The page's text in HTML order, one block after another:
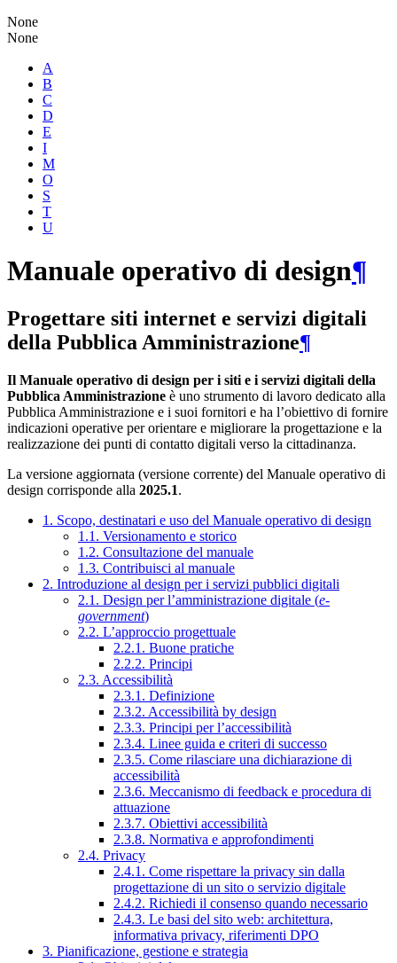
None
None
A
B
C
D
E
I
M
O
S
T
U
Manuale operativo di design¶
Progettare siti internet e servizi digitali
della Pubblica Amministrazione¶
Il Manuale operativo di design per i siti e i servizi digitali della
Pubblica Amministrazione è uno strumento di lavoro dedicato alla
Pubblica Amministrazione e i suoi fornitori e ha l’obiettivo di fornire
indicazioni operative per orientare e migliorare la progettazione e la
realizzazione dei punti di contatto digitali verso la cittadinanza.
La versione aggiornata (versione corrente) del Manuale operativo di
design corrisponde alla 2025.1.
1. Scopo, destinatari e uso del Manuale operativo di design
1.1. Versionamento e storico
1.2. Consultazione del manuale
1.3. Contribuisci al manuale
2. Introduzione al design per i servizi pubblici digitali
2.1. Design per l’amministrazione digitale (e-
government)
2.2. L’approccio progettuale
2.2.1. Buone pratiche
2.2.2. Principi
2.3. Accessibilità
2.3.1. Definizione
2.3.2. Accessibilità by design
2.3.3. Principi per l’accessibilità
2.3.4. Linee guida e criteri di successo
2.3.5. Come rilasciare una dichiarazione di
accessibilità
2.3.6. Meccanismo di feedback e procedura di
attuazione
2.3.7. Obiettivi accessibilità
2.3.8. Normativa e approfondimenti
2.4. Privacy
2.4.1. Come rispettare la privacy sin dalla
progettazione di un sito o servizio digitale
2.4.2. Richiedi il consenso quando necessario
2.4.3. Le basi del sito web: architettura,
informativa privacy, riferimenti DPO
3. Pianificazione, gestione e strategia